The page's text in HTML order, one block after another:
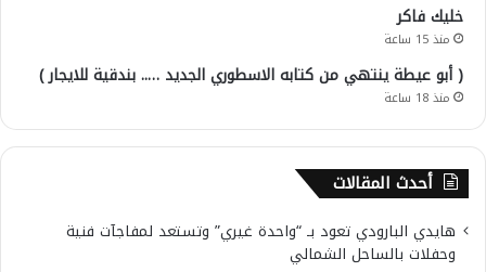
خليك فاكر
منذ 15 ساعة
( أبو عيطة ينتهي من كتابه الاسطوري الجديد ….. بندقية للايجار )
منذ 18 ساعة
أحدث المقالات
هايدي البارودي تعود بـ “واحدة غيري” وتستعد لمفاجآت فنية
وحفلات بالساحل الشمالي